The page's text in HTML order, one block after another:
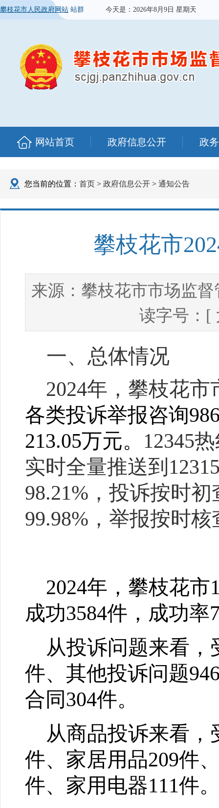
攀枝花市人民政府网站 站群 今天是： 2026年8月9日 星期天
网站首页 政府信息公开 政
您当前的位置： 首页 > 政府信息公开 > 通知公告
攀枝花市
来源： 攀枝花市市场监督
读字号：[
一、 总体情况
2024年，攀枝花
各类投诉举报咨询
213.05万元。 12345
实时全量推送到
98.21%，投诉按时
99.98%，举报按时核
2024年，攀枝花市
成功3584件，成功率
从投诉问题来看
件、其他投诉问题
合同304件。
从商品投诉来看
件、家居用品209件
件、家用电器111件